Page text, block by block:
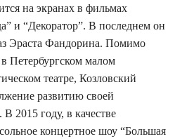
на экранах в фильмах
и “Декоратор”. В последнем он
Эраста Фандорина. Помимо
Петербургском малом
театре, Козловский
развитию своей
2015 году, в качестве
концертное шоу “Большая